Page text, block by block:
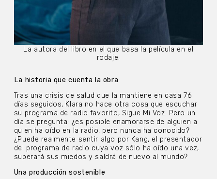
La autora del libro en el que basa la película en el
rodaje.
La historia que cuenta la obra
Tras una crisis de salud que la mantiene en casa 76
días seguidos, Klara no hace otra cosa que escuchar
su programa de radio favorito, Sigue Mi Voz. Pero un
día se pregunta: ¿es posible enamorarse de alguien a
quien ha oído en la radio, pero nunca ha conocido?
¿Puede realmente sentir algo por Kang, el presentador
del programa de radio cuya voz sólo ha oído una vez,
superará sus miedos y saldrá de nuevo al mundo?
Una producción sostenible